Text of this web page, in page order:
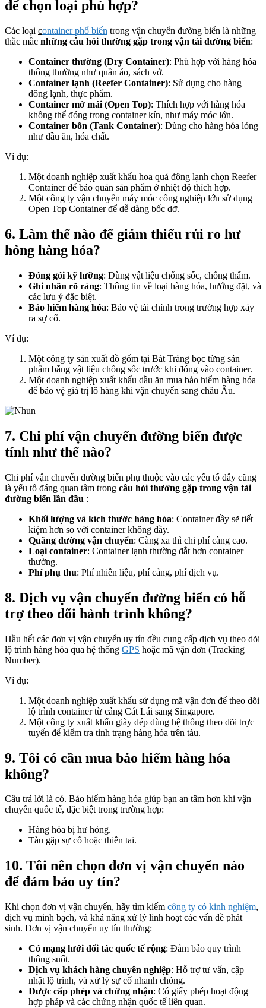
để chọn loại phù hợp?
Các loại container phổ biến trong vận chuyển đường biển là những
thắc mắc những câu hỏi thường gặp trong vận tải đường biển:
Container thường (Dry Container): Phù hợp với hàng hóa
thông thường như quần áo, sách vở.
Container lạnh (Reefer Container): Sử dụng cho hàng
đông lạnh, thực phẩm.
Container mở mái (Open Top): Thích hợp với hàng hóa
không thể đóng trong container kín, như máy móc lớn.
Container bồn (Tank Container): Dùng cho hàng hóa lỏng
như dầu ăn, hóa chất.
Ví dụ:
Một doanh nghiệp xuất khẩu hoa quả đông lạnh chọn Reefer
Container để bảo quản sản phẩm ở nhiệt độ thích hợp.
Một công ty vận chuyển máy móc công nghiệp lớn sử dụng
Open Top Container để dễ dàng bốc dỡ.
6. Làm thế nào để giảm thiểu rủi ro hư
hỏng hàng hóa?
Đóng gói kỹ lưỡng: Dùng vật liệu chống sốc, chống thấm.
Ghi nhãn rõ ràng: Thông tin về loại hàng hóa, hướng đặt, và
các lưu ý đặc biệt.
Bảo hiểm hàng hóa: Bảo vệ tài chính trong trường hợp xảy
ra sự cố.
Ví dụ:
Một công ty sản xuất đồ gốm tại Bát Tràng bọc từng sản
phẩm bằng vật liệu chống sốc trước khi đóng vào container.
Một doanh nghiệp xuất khẩu dầu ăn mua bảo hiểm hàng hóa
để bảo vệ giá trị lô hàng khi vận chuyển sang châu Âu.
7. Chi phí vận chuyển đường biển được
tính như thế nào?
Chi phí vận chuyển đường biển phụ thuộc vào các yếu tố đây cũng
là yếu tố đáng quan tâm trong câu hỏi thường gặp trong vận tải
đường biển lần đầu :
Khối lượng và kích thước hàng hóa: Container đầy sẽ tiết
kiệm hơn so với container không đầy.
Quãng đường vận chuyển: Càng xa thì chi phí càng cao.
Loại container: Container lạnh thường đắt hơn container
thường.
Phí phụ thu: Phí nhiên liệu, phí cảng, phí dịch vụ.
8. Dịch vụ vận chuyển đường biển có hỗ
trợ theo dõi hành trình không?
Hầu hết các đơn vị vận chuyển uy tín đều cung cấp dịch vụ theo dõi
lộ trình hàng hóa qua hệ thống GPS hoặc mã vận đơn (Tracking
Number).
Ví dụ:
Một doanh nghiệp xuất khẩu sử dụng mã vận đơn để theo dõi
lộ trình container từ cảng Cát Lái sang Singapore.
Một công ty xuất khẩu giày dép dùng hệ thống theo dõi trực
tuyến để kiểm tra tình trạng hàng hóa trên tàu.
9. Tôi có cần mua bảo hiểm hàng hóa
không?
Câu trả lời là có. Bảo hiểm hàng hóa giúp bạn an tâm hơn khi vận
chuyển quốc tế, đặc biệt trong trường hợp:
Hàng hóa bị hư hỏng.
Tàu gặp sự cố hoặc thiên tai.
10. Tôi nên chọn đơn vị vận chuyển nào
để đảm bảo uy tín?
Khi chọn đơn vị vận chuyển, hãy tìm kiếm công ty có kinh nghiệm,
dịch vụ minh bạch, và khả năng xử lý linh hoạt các vấn đề phát
sinh. Đơn vị vận chuyển uy tín thường:
Có mạng lưới đối tác quốc tế rộng: Đảm bảo quy trình
thông suốt.
Dịch vụ khách hàng chuyên nghiệp: Hỗ trợ tư vấn, cập
nhật lộ trình, và xử lý sự cố nhanh chóng.
Được cấp phép và chứng nhận: Có giấy phép hoạt động
hợp pháp và các chứng nhận quốc tế liên quan.